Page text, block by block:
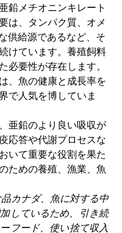
鉛メチオニンキレート
は、タンパク質、オメ
供給源であるなど、そ
けています。養殖飼料
必要性が存在します。
、魚の健康と成長率を
で人気を博していま
亜鉛のより良い吸収が
応答や代謝プロセスな
いて重要な役割を果た
ための養殖、漁業、魚
カナダ、魚に対する中
しているため、引き続
フード、使い捨て収入